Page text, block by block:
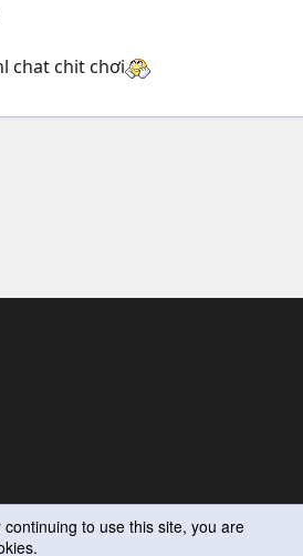
chat chit chơi
to use this site, you are